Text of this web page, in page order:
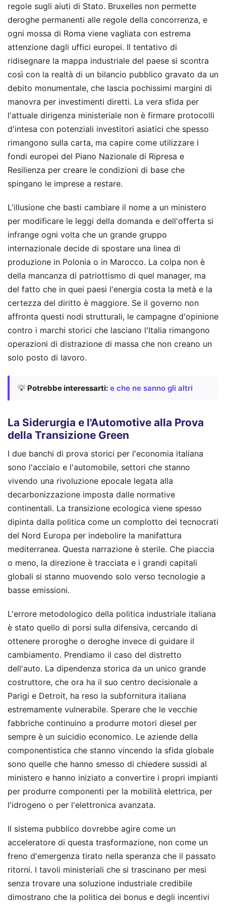
regole sugli aiuti di Stato. Bruxelles non permette
deroghe permanenti alle regole della concorrenza, e
ogni mossa di Roma viene vagliata con estrema
attenzione dagli uffici europei. Il tentativo di
ridisegnare la mappa industriale del paese si scontra
così con la realtà di un bilancio pubblico gravato da un
debito monumentale, che lascia pochissimi margini di
manovra per investimenti diretti. La vera sfida per
l'attuale dirigenza ministeriale non è firmare protocolli
d'intesa con potenziali investitori asiatici che spesso
rimangono sulla carta, ma capire come utilizzare i
fondi europei del Piano Nazionale di Ripresa e
Resilienza per creare le condizioni di base che
spingano le imprese a restare.
L'illusione che basti cambiare il nome a un ministero
per modificare le leggi della domanda e dell'offerta si
infrange ogni volta che un grande gruppo
internazionale decide di spostare una linea di
produzione in Polonia o in Marocco. La colpa non è
della mancanza di patriottismo di quel manager, ma
del fatto che in quei paesi l'energia costa la metà e la
certezza del diritto è maggiore. Se il governo non
affronta questi nodi strutturali, le campagne d'opinione
contro i marchi storici che lasciano l'Italia rimangono
operazioni di distrazione di massa che non creano un
solo posto di lavoro.
💡 Potrebbe interessarti: e che ne sanno gli altri
La Siderurgia e l'Automotive alla Prova
della Transizione Green
I due banchi di prova storici per l'economia italiana
sono l'acciaio e l'automobile, settori che stanno
vivendo una rivoluzione epocale legata alla
decarbonizzazione imposta dalle normative
continentali. La transizione ecologica viene spesso
dipinta dalla politica come un complotto dei tecnocrati
del Nord Europa per indebolire la manifattura
mediterranea. Questa narrazione è sterile. Che piaccia
o meno, la direzione è tracciata e i grandi capitali
globali si stanno muovendo solo verso tecnologie a
basse emissioni.
L'errore metodologico della politica industriale italiana
è stato quello di porsi sulla difensiva, cercando di
ottenere proroghe o deroghe invece di guidare il
cambiamento. Prendiamo il caso del distretto
dell'auto. La dipendenza storica da un unico grande
costruttore, che ora ha il suo centro decisionale a
Parigi e Detroit, ha reso la subfornitura italiana
estremamente vulnerabile. Sperare che le vecchie
fabbriche continuino a produrre motori diesel per
sempre è un suicidio economico. Le aziende della
componentistica che stanno vincendo la sfida globale
sono quelle che hanno smesso di chiedere sussidi al
ministero e hanno iniziato a convertire i propri impianti
per produrre componenti per la mobilità elettrica, per
l'idrogeno o per l'elettronica avanzata.
Il sistema pubblico dovrebbe agire come un
acceleratore di questa trasformazione, non come un
freno d'emergenza tirato nella speranza che il passato
ritorni. I tavoli ministeriali che si trascinano per mesi
senza trovare una soluzione industriale credibile
dimostrano che la politica dei bonus e degli incentivi